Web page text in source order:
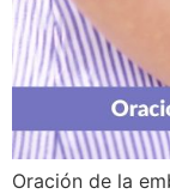
Oración de la